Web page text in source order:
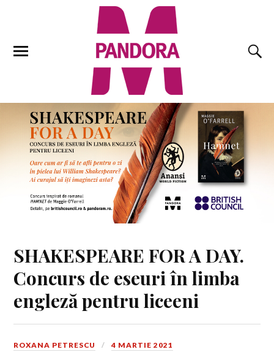
SHAKESPEARE FOR A DAY.
Concurs de eseuri în limba
engleză pentru liceeni
ROXANA PETRESCU 4 MARTIE 2021